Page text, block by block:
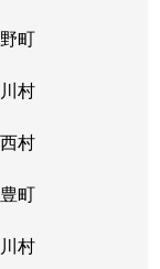
町
村
村
町
村